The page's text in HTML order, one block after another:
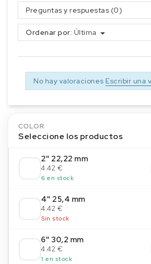
Preguntas y respuestas (0)
Ordenar por: Última
No hay valoraciones Escribir una
COLOR
Seleccione los productos
2'' 22,22 mm
4.42 €
6 en stock
4'' 25,4 mm
4.42 €
Sin stock
6'' 30,2 mm
4.42 €
1 en stock